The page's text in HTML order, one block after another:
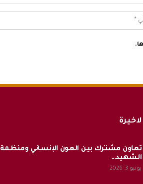
تعاون مشترك بين العون الإنساني ومنظمة
الشهيد…
يونيو 3, 2026